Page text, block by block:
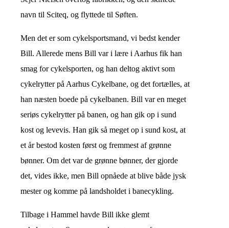
navn til Sciteq, og flyttede til Søften.
Men det er som cykelsportsmand, vi bedst kender
Bill. Allerede mens Bill var i lære i Aarhus fik han
smag for cykelsporten, og han deltog aktivt som
cykelrytter på Aarhus Cykelbane, og det fortælles, at
han næsten boede på cykelbanen. Bill var en meget
seriøs cykelrytter på banen, og han gik op i sund
kost og levevis. Han gik så meget op i sund kost, at
et år bestod kosten først og fremmest af grønne
bønner. Om det var de grønne bønner, der gjorde
det, vides ikke, men Bill opnåede at blive både jysk
mester og komme på landsholdet i banecykling.
Tilbage i Hammel havde Bill ikke glemt